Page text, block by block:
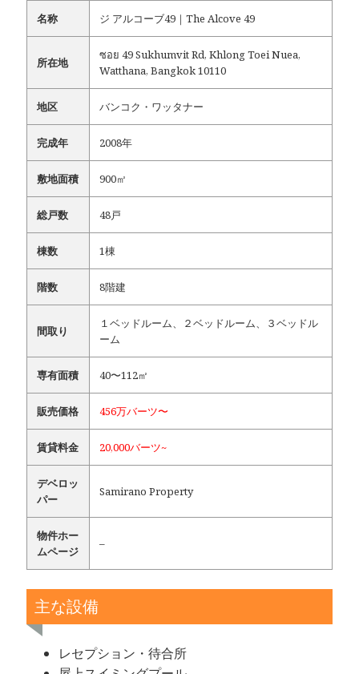
名称 ジ アルコーブ49｜The Alcove 49
所在地
ซอย 49 Sukhumvit Rd, Khlong Toei Nuea,
Watthana, Bangkok 10110
地区 バンコク・ワッタナー
完成年 2008年
敷地面積 900㎡
総戸数 48戸
棟数 1棟
階数 8階建
間取り
１ベッドルーム、２ベッドルーム、３ベッドル
ーム
専有面積 40〜112㎡
販売価格 456万バーツ〜
賃貸料金 20,000バーツ~
デベロッ
パー
Samirano Property
物件ホー
ムページ
–
主な設備
レセプション・待合所